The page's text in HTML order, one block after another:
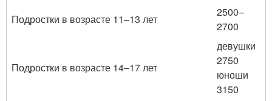
Подростки в возрасте 11–13 лет
2500–
2700
Подростки в возрасте 14–17 лет
девушки
2750
юноши
3150